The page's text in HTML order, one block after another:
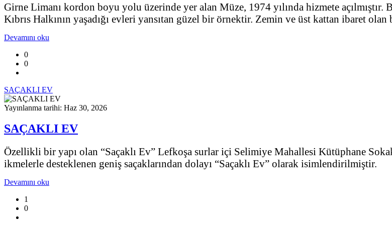
Girne Limanı kordon boyu yolu üzerinde yer alan Müze, 1974 yılında hizmete
Kıbrıs Halkının yaşadığı evleri yansıtan güzel bir örnektir. Zemin ve üst kattan ibaret olan
Devamını oku
0
0
SAÇAKLI EV
Yayınlanma tarihi: Haz 30, 2026
SAÇAKLI EV
Özellikli bir yapı olan “Saçaklı Ev” Lefkoşa surlar içi Selimiye Mahallesi Kütüphane
ikmelerle desteklenen geniş saçaklarından dolayı “Saçaklı Ev” olarak isimlendirilmiştir.
Devamını oku
1
0